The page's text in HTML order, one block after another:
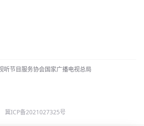
听节目服务协会国家广播电视总局
冀ICP备2021027325号